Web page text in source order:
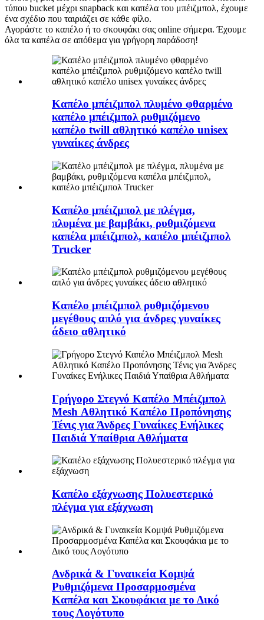
τύπου bucket μέχρι snapback και καπέλα του μπέιζμπολ, έχουμε
ένα σχέδιο που ταιριάζει σε κάθε φίλο.
Αγοράστε το καπέλο ή το σκουφάκι σας online σήμερα. Έχουμε
όλα τα καπέλα σε απόθεμα για γρήγορη παράδοση!
Καπέλο μπέιζμπολ πλυμένο φθαρμένο
καπέλο μπέιζμπολ ρυθμιζόμενο
καπέλο twill αθλητικό καπέλο unisex
γυναίκες άνδρες
Καπέλο μπέιζμπολ με πλέγμα,
πλυμένα με βαμβάκι, ρυθμιζόμενα
καπέλα μπέιζμπολ, καπέλο μπέιζμπολ
Trucker
Καπέλο μπέιζμπολ ρυθμιζόμενου
μεγέθους απλό για άνδρες γυναίκες
άδειο αθλητικό
Γρήγορο Στεγνό Καπέλο Μπέιζμπολ
Mesh Αθλητικό Καπέλο Προπόνησης
Τένις για Άνδρες Γυναίκες Ενήλικες
Παιδιά Υπαίθρια Αθλήματα
Καπέλο εξάχνωσης Πολυεστερικό
πλέγμα για εξάχνωση
Ανδρικά & Γυναικεία Κομψά
Ρυθμιζόμενα Προσαρμοσμένα
Καπέλα και Σκουφάκια με το Δικό
τους Λογότυπο